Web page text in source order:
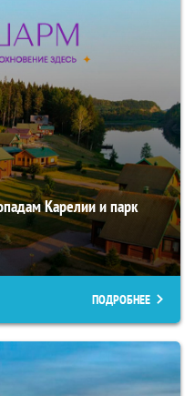
Карелии и парк
ПОДРОБНЕЕ